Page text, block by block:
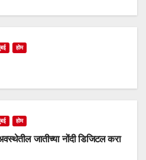
होम
होम
जातीच्या नोंदी डिजिटल करा